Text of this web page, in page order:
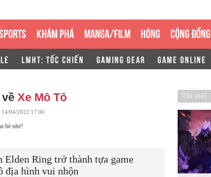
KHÁM PHÁ MANGA/FILM HÓNG CỘNG ĐỒNG
LMHT: TỐC CHIẾN GAMING GEAR GAME ONLINE
Xe Mô Tô
14/04/2022 17:00
bè nhé!
Elden Ring trở thành tựa game
địa hình vui nhộn
Tin mới